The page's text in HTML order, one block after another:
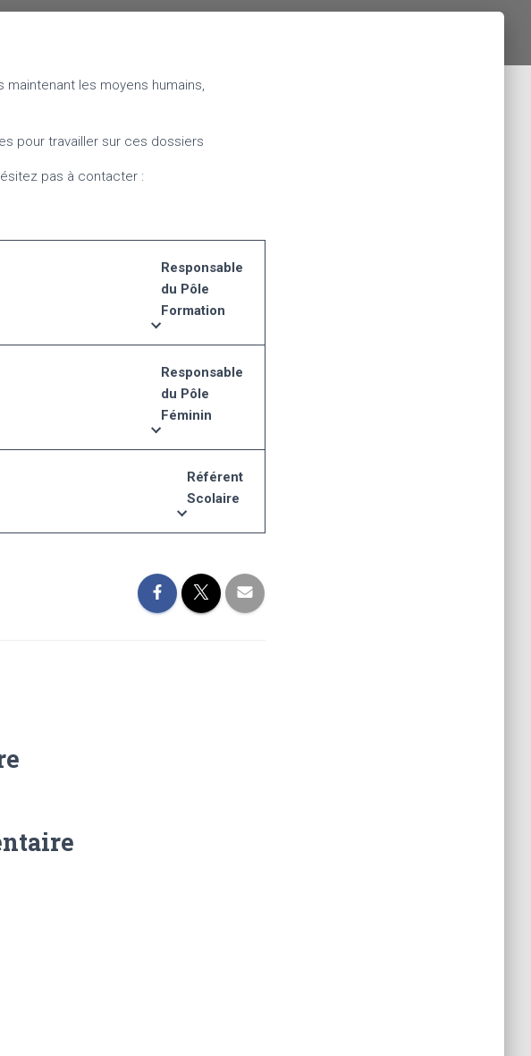
les moyens humains,
pour travailler sur ces dossiers
pas à contacter :
Responsable
du Pôle
Formation
Responsable
du Pôle
Féminin
Référent
Scolaire